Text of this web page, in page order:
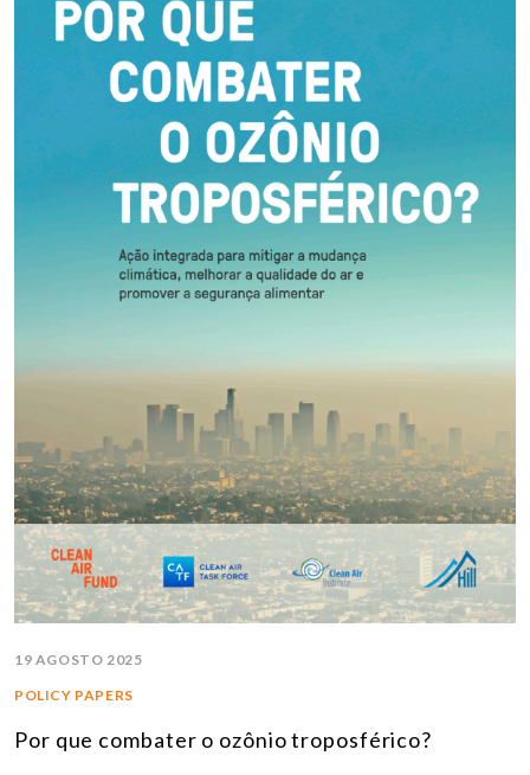
19 AGOSTO 2025
POLICY PAPERS
Por que combater o ozônio troposférico?